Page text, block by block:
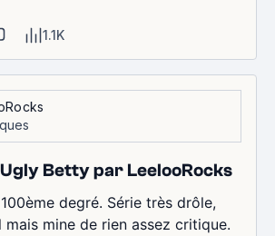
1.1K
Betty par LeelooRocks
degré. Série très drôle,
mine de rien assez critique.